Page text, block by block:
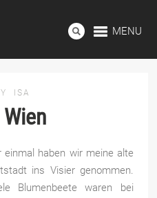
MENU
ISA
einmal haben wir meine alte
ins Visier genommen.
Blumenbeete waren bei